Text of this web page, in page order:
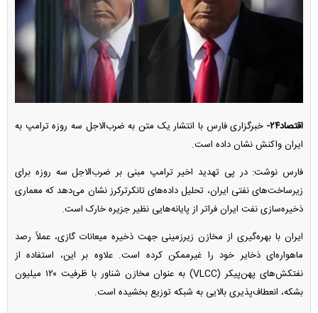
اقتصاد۲۴-
خبرگزاری فارس با انتشار یک متن به ضرب‌الاجل سه روزه ترامپ به
ایران واکنش نشان داده است.
فارس نوشت: در پی تهدید اخیر ترامپ مبنی بر ضرب‌الاجل سه روزه برای
زیرساخت‌های نفتی ایران، تحلیل داده‌های تانکرترکرز نشان می‌دهد که معماری
ذخیره‌سازی نفت ایران فراتر از پایانه‌هایی نظیر جزیره خارک است.
ایران با بهره‌گیری از مخازن زیرزمینی جهت ذخیره میعانات گازی، عملاً رصد
ماهواره‌ای ذخایر خود را غیرممکن کرده است. علاوه بر این، استفاده از
نفتکش‌های پهن‌پیکر (VLCC) به عنوان مخازن شناور با ظرفیت ۱۲۰ میلیون
بشکه، انعطاف‌پذیری بالایی به شبکه توزیع بخشیده است.